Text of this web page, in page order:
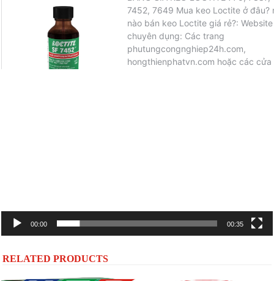
00:00 00:35
RELATED PRODUCTS